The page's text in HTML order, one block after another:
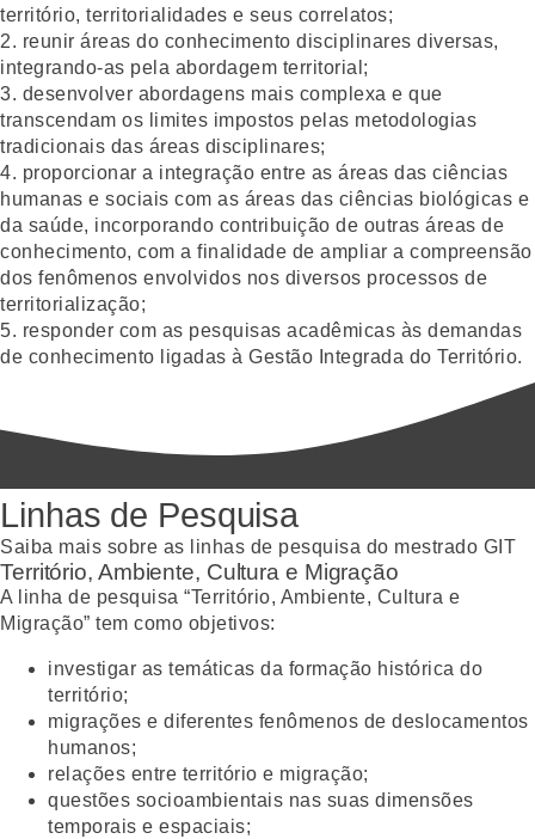
território, territorialidades e seus correlatos;
2. reunir áreas do conhecimento disciplinares diversas,
integrando-as pela abordagem territorial;
3. desenvolver abordagens mais complexa e que
transcendam os limites impostos pelas metodologias
tradicionais das áreas disciplinares;
4. proporcionar a integração entre as áreas das ciências
humanas e sociais com as áreas das ciências biológicas e
da saúde, incorporando contribuição de outras áreas de
conhecimento, com a finalidade de ampliar a compreensão
dos fenômenos envolvidos nos diversos processos de
territorialização;
5. responder com as pesquisas acadêmicas às demandas
de conhecimento ligadas à Gestão Integrada do Território.
Linhas de Pesquisa
Saiba mais sobre as linhas de pesquisa do mestrado GIT
Território, Ambiente, Cultura e Migração
A linha de pesquisa “Território, Ambiente, Cultura e
Migração” tem como objetivos:
investigar as temáticas da formação histórica do
território;
migrações e diferentes fenômenos de deslocamentos
humanos;
relações entre território e migração;
questões socioambientais nas suas dimensões
temporais e espaciais;